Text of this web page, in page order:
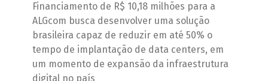
Financiamento de R$ 10,18 milhões para a
ALGcom busca desenvolver uma solução
brasileira capaz de reduzir em até 50% o
tempo de implantação de data centers, em
um momento de expansão da infraestrutura
digital no país